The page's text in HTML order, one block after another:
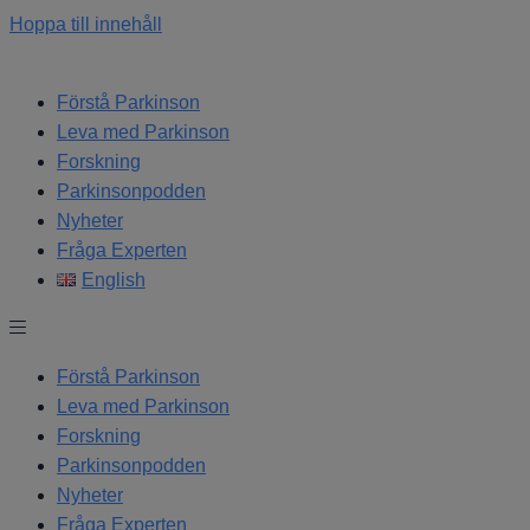
Hoppa till innehåll
Förstå Parkinson
Leva med Parkinson
Forskning
Parkinsonpodden
Nyheter
Fråga Experten
English
Förstå Parkinson
Leva med Parkinson
Forskning
Parkinsonpodden
Nyheter
Fråga Experten